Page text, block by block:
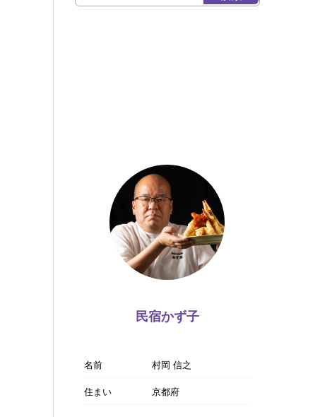
民宿かず子
名前
村岡 信之
住まい
京都府